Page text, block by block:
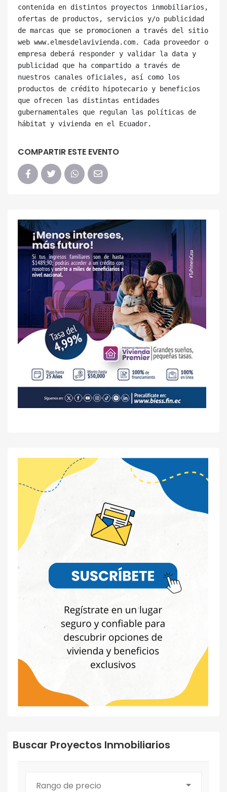
contenida en distintos proyectos inmobiliarios,
ofertas de productos, servicios y/o publicidad
de marcas que se promocionen a través del sitio
web www.elmesdelavivienda.com. Cada proveedor o
empresa deberá responder y validar la data y
publicidad que ha compartido a través de
nuestros canales oficiales, así como los
productos de crédito hipotecario y beneficios
que ofrecen las distintas entidades
gubernamentales que regulan las políticas de
COMPARTIR ESTE EVENTO
Buscar Proyectos Inmobiliarios
Rango de precio